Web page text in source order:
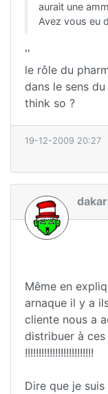
aurait une
Avez vous eu
''
le rôle du
dans le sens
think so ?
19-12-2009 20:27
Même en
arnaque il y a
cliente nous a
distribuer à ces
!!!!!!!!!!!!!!!!!!!!!!!!!
Dire que je